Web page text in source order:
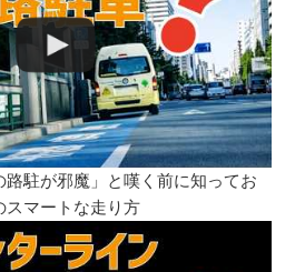
路駐が邪魔」と嘆く前に知ってお
スマートな走り方